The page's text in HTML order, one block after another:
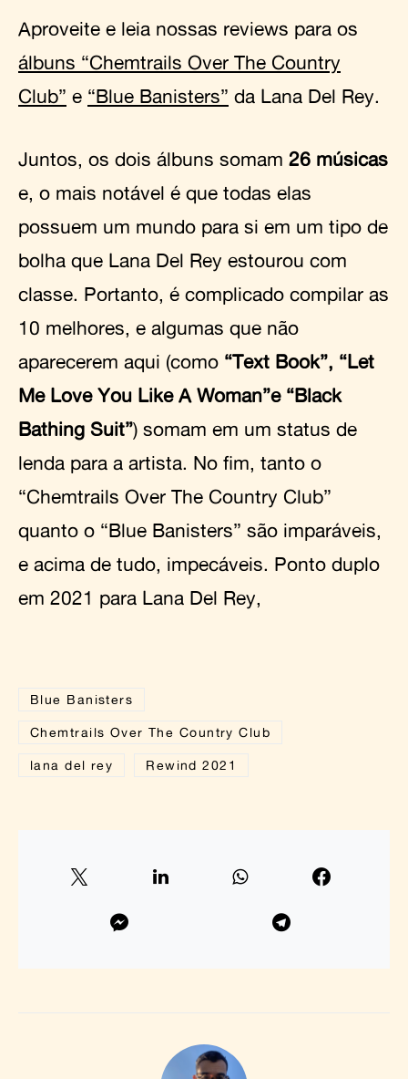
Aproveite e leia nossas reviews para os
álbuns “Chemtrails Over The Country
Club” e “Blue Banisters” da Lana Del Rey.
Juntos, os dois álbuns somam 26 músicas
e, o mais notável é que todas elas
possuem um mundo para si em um tipo de
bolha que Lana Del Rey estourou com
classe. Portanto, é complicado compilar as
10 melhores, e algumas que não
aparecerem aqui (como “Text Book”, “Let
Me Love You Like A Woman”e “Black
Bathing Suit”) somam em um status de
lenda para a artista. No fim, tanto o
“Chemtrails Over The Country Club”
quanto o “Blue Banisters” são imparáveis,
e acima de tudo, impecáveis. Ponto duplo
em 2021 para Lana Del Rey,
Blue Banisters
Chemtrails Over The Country Club
lana del rey Rewind 2021